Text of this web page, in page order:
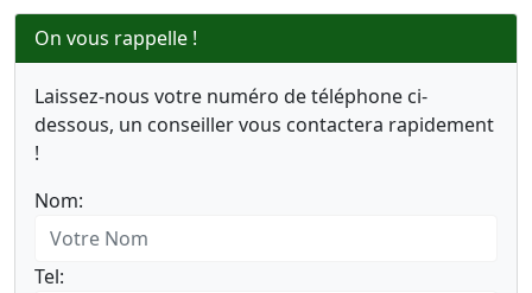
On vous rappelle !
Laissez-nous votre numéro de téléphone ci-
dessous, un conseiller vous contactera rapidement
!
Nom:
Tel: